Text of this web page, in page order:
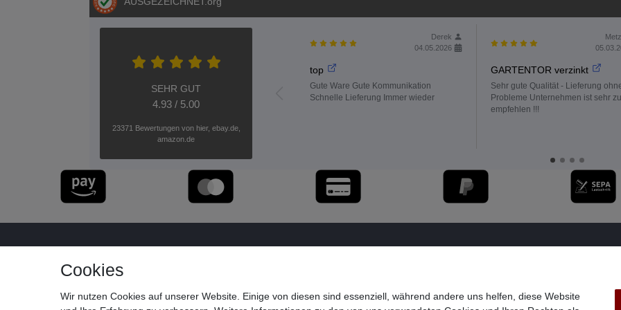
SEHR GUT
4.93 / 5.00
23371 Bewertungen von hier, ebay.de,
amazon.de
Derek
04.05.2026
top
Gute Ware Gute Kommunikation
Schnelle Lieferung Immer wieder
GARTENTOR verzinkt
Sehr gute Qualität - Lieferung
Probleme Unternehmen ist sehr zu
empfehlen !!!
Cookies
Wir nutzen Cookies auf unserer Website. Einige von diesen sind essenziell, während andere uns helfen, diese Website